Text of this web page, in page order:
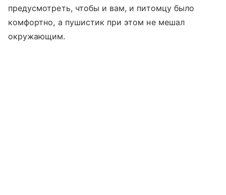
предусмотреть, чтобы и вам, и питомцу было
комфортно, а пушистик при этом не мешал
окружающим.